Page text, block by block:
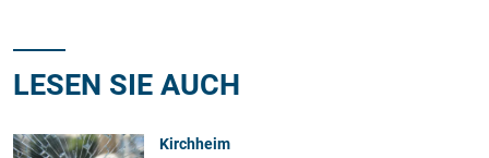
LESEN SIE AUCH
Kirchheim